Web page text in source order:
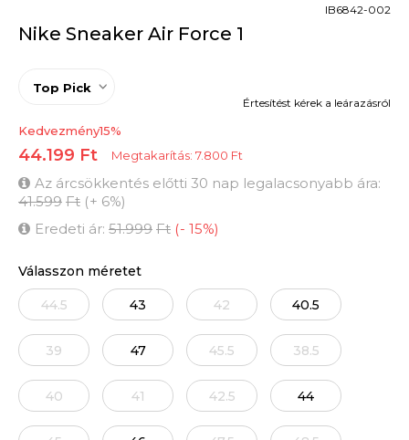
Nike Sneaker Air Force 1
IB6842-002
Top Pick
Kedvezmény15%
44.199 Ft Megtakarítás: 7.800 Ft
Az árcsökkentés előtti 30 nap legalacsonyabb ára:
41.599 Ft (+ 6%)
Eredeti ár: 51.999 Ft (- 15%)
Értesítést kérek a leárazásról
Válasszon méretet
44.5 43 42 40.5
39 47 45.5 38.5
40 41 42.5 44